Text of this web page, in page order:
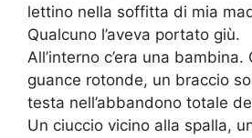
lettino nella soffitta di mia
Qualcuno l’aveva portato giù.
All’interno c’era una bambina.
guance rotonde, un braccio
testa nell’abbandono totale
Un ciuccio vicino alla spalla,